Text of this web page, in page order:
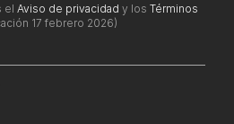
el Aviso de privacidad y los Términos
17 febrero 2026)